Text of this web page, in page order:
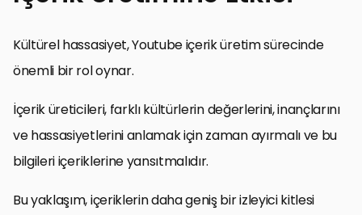
Kültürel hassasiyet, Youtube içerik üretim sürecinde
önemli bir rol oynar.
İçerik üreticileri, farklı kültürlerin değerlerini, inançlarını
ve hassasiyetlerini anlamak için zaman ayırmalı ve bu
bilgileri içeriklerine yansıtmalıdır.
Bu yaklaşım, içeriklerin daha geniş bir izleyici kitlesi